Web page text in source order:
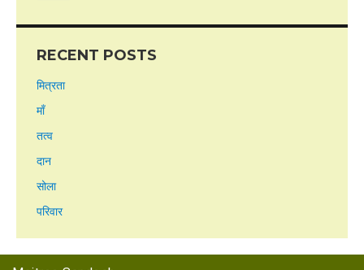
RECENT POSTS
मित्रता
माँ
तत्व
दान
सोला
परिवार